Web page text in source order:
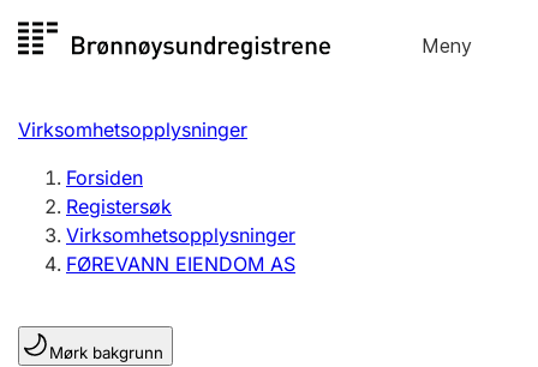
til
Meny
Registersøk
Aksjeselskap
Enkeltpersonforetak
Registrere, endre, slette
Virksomhetsopplysninger
Forsiden
Registersøk
Virksomhetsopplysninger
FØREVANN EIENDOM AS
Mørk bakgrunn